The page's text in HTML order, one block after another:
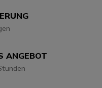
ANGEBOT